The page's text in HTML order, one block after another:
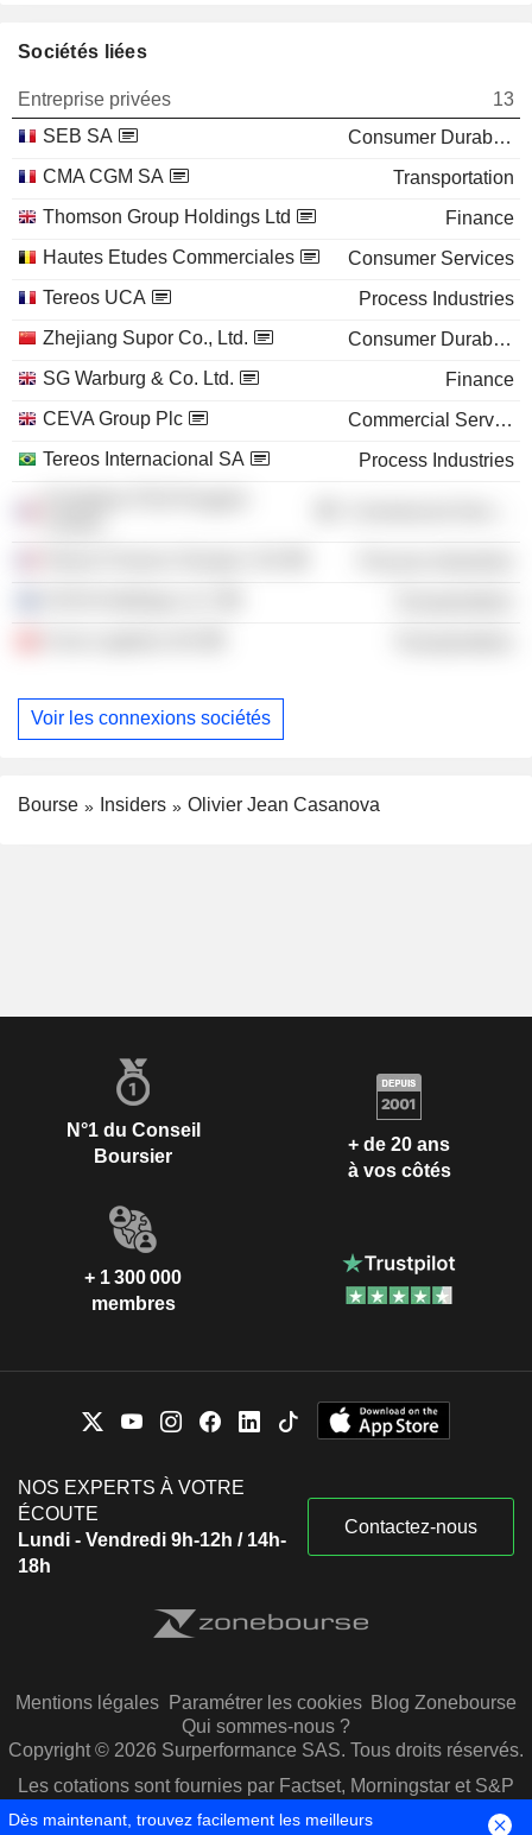
Sociétés liées
Entreprise privées
13
SEB SA
Consumer Durables
CMA CGM SA
Transportation
Thomson Group Holdings Ltd
Finance
Hautes Etudes Commerciales
Consumer Services
Tereos UCA
Process Industries
Zhejiang Supor Co., Ltd.
Consumer Durables
SG Warburg & Co. Ltd.
Finance
CEVA Group Plc
Commercial Services
Tereos Internacional SA
Process Industries
Voir les connexions sociétés
Bourse Insiders Olivier Jean Casanova
N°1 du Conseil
Boursier
+ de 20 ans
à vos côtés
+ 1 300 000
membres
NOS EXPERTS À VOTRE
ÉCOUTE
Lundi - Vendredi 9h-12h / 14h-
18h
Contactez-nous
Mentions légales Paramétrer les cookies Blog Zonebourse
Qui sommes-nous ?
Copyright © 2026 Surperformance SAS. Tous droits réservés.
Les cotations sont fournies par Factset, Morningstar et S&P
Capital IQ
Dès maintenant, trouvez facilement les meilleurs